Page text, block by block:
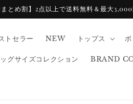
まとめ割】2点以上で送料無料＆最大
トセラー NEW トップス ボ
グサイズコレクション BRAND